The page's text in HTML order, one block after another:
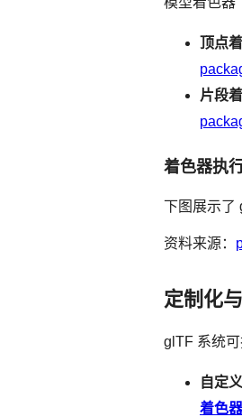
顶点
片段
着色器执
下图展示了
资料来源：
定制化
glTF 系统
自定
着色器